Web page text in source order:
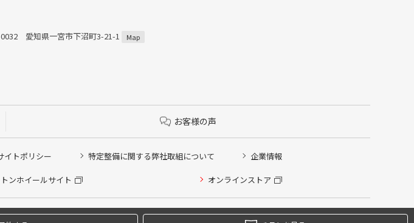
0032 愛知県一宮市下沼町3-21-1 Map
お客様の声
イトポリシー 特定整備に関する弊社取組について 企業情報
ンホイールサイト オンラインストア
Co.,Ltd. All rights Reserved.
選択ください